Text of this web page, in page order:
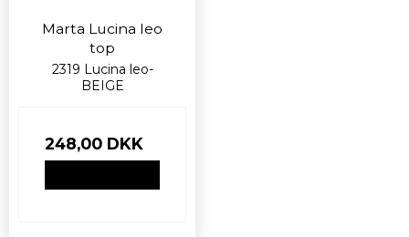
Marta Lucina leo
top
2319 Lucina leo-
BEIGE
248,00 DKK